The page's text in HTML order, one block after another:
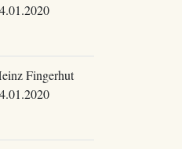
Fingerhut